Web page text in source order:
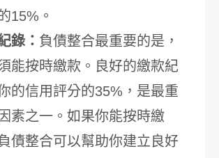
15%。
錄： 負債整合最重要的是，
能按時繳款。良好的繳款紀
的信用評分的35%，是最重
素之一。如果你能按時繳
債整合可以幫助你建立良好